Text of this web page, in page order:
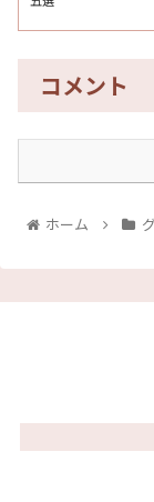
コメント
ホーム